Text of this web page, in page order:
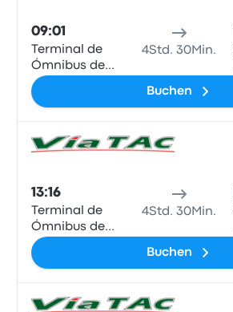
09:01
Terminal de
Ómnibus de
Bariloche
4Std. 30Min.
Buchen
13:16
Terminal de
Ómnibus de
Bariloche
4Std. 30Min.
Buchen